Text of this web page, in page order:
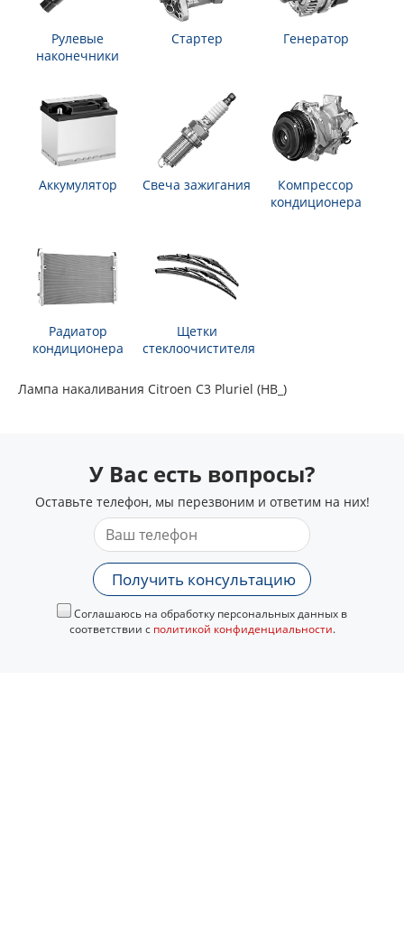
Рулевые
наконечники
Стартер Генератор
Аккумулятор Свеча зажигания
Компрессор
кондиционера
Радиатор
кондиционера
Щетки
стеклоочистителя
Лампа накаливания Citroen C3 Pluriel (HB_)
У Вас есть вопросы?
Оставьте телефон, мы перезвоним и ответим на них!
Получить консультацию
Соглашаюсь на обработку персональных данных в
соответствии с политикой конфиденциальности.